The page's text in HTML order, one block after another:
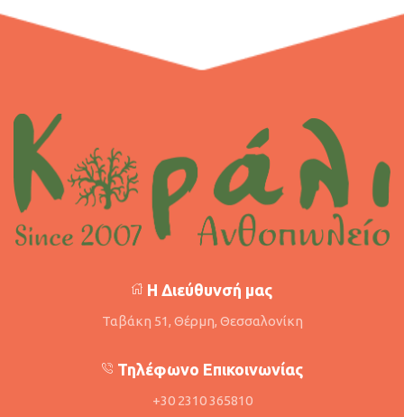
Η Διεύθυνσή μας
Ταβάκη 51, Θέρμη, Θεσσαλονίκη
Τηλέφωνο Επικοινωνίας
+30 2310 365810